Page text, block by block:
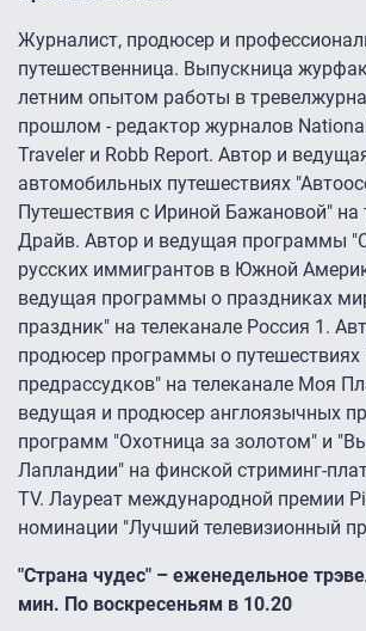
Журналист, продюсер и
путешественница. Выпускница
летним опытом работы в
прошлом - редактор журналов
Traveler и Robb Report. Автор и
автомобильных путешествиях
Путешествия с Ириной Бажановой" на
Драйв. Автор и ведущая программы
русских иммигрантов в Южной
ведущая программы о праздниках
праздник" на телеканале Россия 1.
продюсер программы о путешествиях
предрассудков" на телеканале Моя
ведущая и продюсер англоязычных
программ "Охотница за золотом" и
Лапландии" на финской стриминг-
TV. Лауреат международной премии
номинации "Лучший телевизионный
"Страна чудес" – еженедельное
мин. По воскресеньям в 10.20